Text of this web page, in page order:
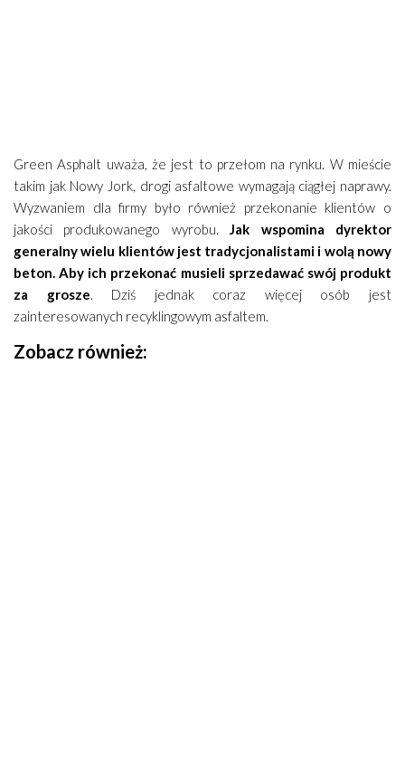
Green Asphalt uważa, że jest to przełom na rynku. W mieście
takim jak Nowy Jork, drogi asfaltowe wymagają ciągłej naprawy.
Wyzwaniem dla firmy było również przekonanie klientów o
jakości produkowanego wyrobu.Jak wspomina dyrektor
generalny wielu klientów jest tradycjonalistami i wolą nowy
beton. Aby ich przekonać musieli sprzedawać swój produkt
za grosze. Dziś jednak coraz więcej osób jest
zainteresowanych recyklingowym asfaltem.
Zobacz również: